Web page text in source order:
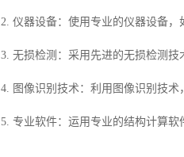
2. 仪器设备：使用专业的仪器设备，
3. 无损检测：采用先进的无损检测技
4. 图像识别技术：利用图像识别技术
5. 专业软件：运用专业的结构计算软